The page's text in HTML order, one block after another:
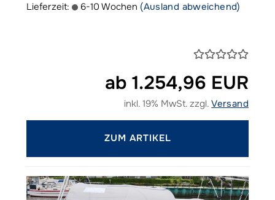
Lieferzeit: 6-10 Wochen (Ausland abweichend)
ab 1.254,96 EUR
inkl. 19% MwSt. zzgl.Versand
ZUM ARTIKEL